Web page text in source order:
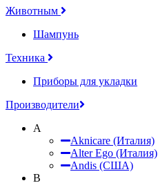
Животным
Шампунь
Техника
Приборы для укладки
Производители
A
Aknicare (Италия)
Alter Ego (Италия)
Andis (США)
B